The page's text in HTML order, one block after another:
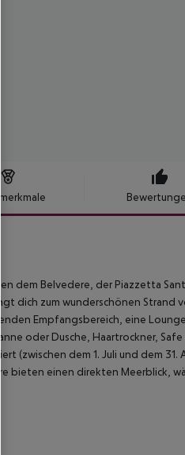
dem Belvedere, der Piazzetta
dich zum wunderschönen Strand
Empfangsbereich, eine
oder Dusche, Haartrockner, Safe
(zwischen dem 1. Juli und dem
bieten einen direkten Meerblick,